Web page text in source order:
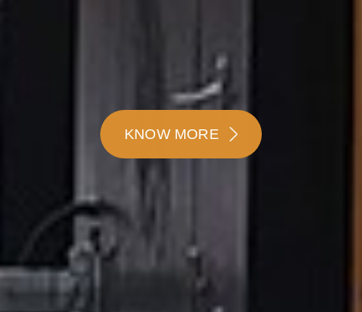
know more